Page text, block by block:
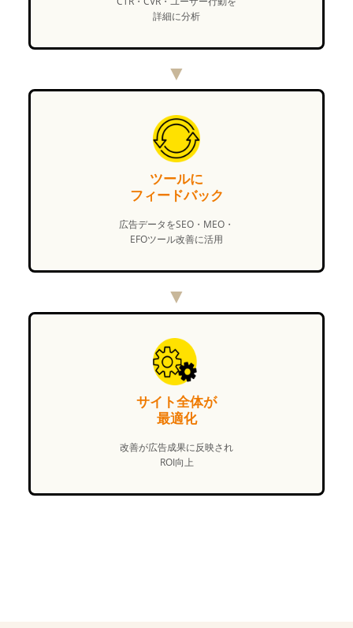
詳細に分析
▼
ツールに
フィードバック
広告データをSEO・MEO・
EFOツール改善に活用
▼
サイト全体が
最適化
改善が広告成果に反映され
ROI向上